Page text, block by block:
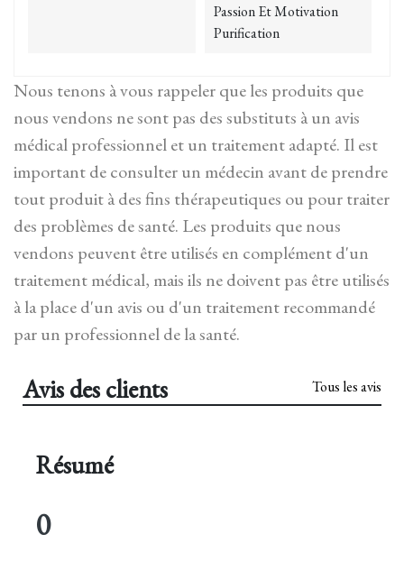
Passion Et Motivation
Purification
Nous tenons à vous rappeler que les produits que
nous vendons ne sont pas des substituts à un avis
médical professionnel et un traitement adapté. Il est
important de consulter un médecin avant de prendre
tout produit à des fins thérapeutiques ou pour traiter
des problèmes de santé. Les produits que nous
vendons peuvent être utilisés en complément d'un
traitement médical, mais ils ne doivent pas être utilisés
à la place d'un avis ou d'un traitement recommandé
par un professionnel de la santé.
Avis des clients Tous les avis
Résumé
0